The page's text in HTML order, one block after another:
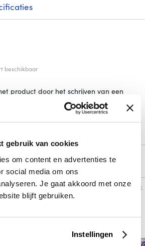
gebruik van cookies
om content en advertenties te
social media om ons
Je gaat akkoord met onze
blijft gebruiken.
Instellingen
beschikbaar
product door het schrijven van een
Vergelijk